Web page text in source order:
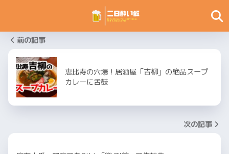
前の記事
恵比寿の穴場！居酒屋「吉柳」の絶品スープ
カレーに舌鼓
次の記事